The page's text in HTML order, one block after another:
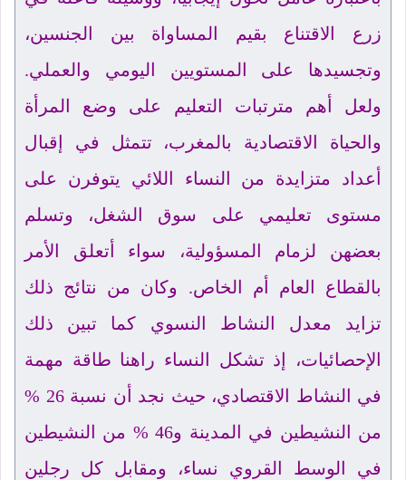
زرع الاقتناع بقيم المساواة بين الجنسين،
وتجسيدها على المستويين اليومي والعملي.
ولعل أهم مترتبات التعليم على وضع المرأة
والحياة الاقتصادية بالمغرب، تتمثل في إقبال
أعداد متزايدة من النساء اللائي يتوفرن على
مستوى تعليمي على سوق الشغل، وتسلم
بعضهن لزمام المسؤولية، سواء أتعلق الأمر
بالقطاع العام أم الخاص. وكان من نتائج ذلك
تزايد معدل النشاط النسوي كما تبين ذلك
الإحصائيات، إذ تشكل النساء راهنا طاقة مهمة
في النشاط الاقتصادي، حيث نجد أن نسبة 26 %
من النشيطين في المدينة و46 % من النشيطين
في الوسط القروي نساء، ومقابل كل رجلين